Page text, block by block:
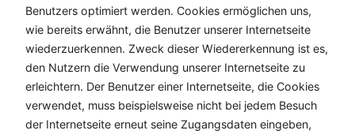
Benutzers optimiert werden. Cookies ermöglichen uns,
wie bereits erwähnt, die Benutzer unserer Internetseite
wiederzuerkennen. Zweck dieser Wiedererkennung ist es,
den Nutzern die Verwendung unserer Internetseite zu
erleichtern. Der Benutzer einer Internetseite, die Cookies
verwendet, muss beispielsweise nicht bei jedem Besuch
der Internetseite erneut seine Zugangsdaten eingeben,